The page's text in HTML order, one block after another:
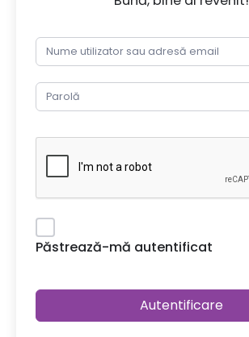
Păstrează-mă autentificat
Autentificare